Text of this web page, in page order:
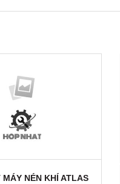
MÁY NÉN KHÍ ATLAS